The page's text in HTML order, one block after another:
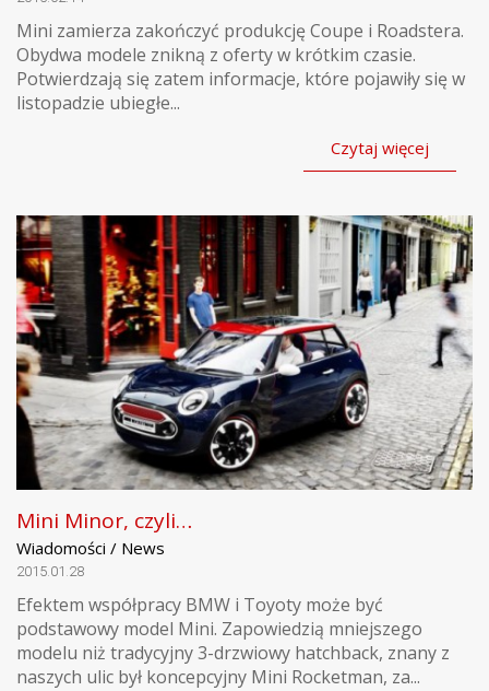
Mini zamierza zakończyć produkcję Coupe i Roadstera.
Obydwa modele znikną z oferty w krótkim czasie.
Potwierdzają się zatem informacje, które pojawiły się w
listopadzie ubiegłe...
Czytaj więcej
Mini Minor, czyli…
Wiadomości / News
2015.01.28
Efektem współpracy BMW i Toyoty może być
podstawowy model Mini. Zapowiedzią mniejszego
modelu niż tradycyjny 3-drzwiowy hatchback, znany z
naszych ulic był koncepcyjny Mini Rocketman, za...